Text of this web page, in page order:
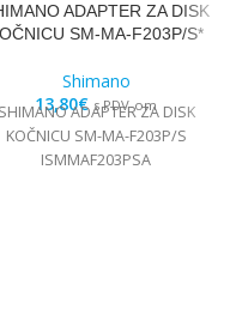
ADAPTER ZA DISK
SM-MA-F203P/S*
Shimano
13,80€ s PDV-om
SHIMANO ADAPTER ZA DISK
KOČNICU SM-MA-F203P/S
ISMMAF203PSA